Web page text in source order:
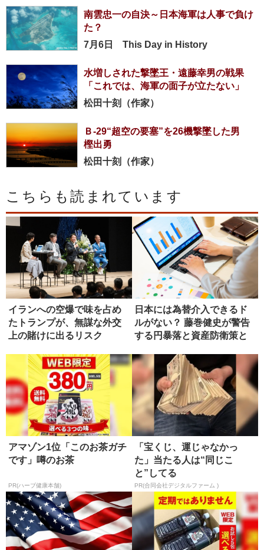
南雲忠一の自決～日本海軍は人事で負け
た？
7月6日 This Day in History
水増しされた撃墜王・遠藤幸男の戦果
「これでは、海軍の面子が立たない」
松田十刻（作家）
Ｂ-29“超空の要塞”を26機撃墜した男
樫出勇
松田十刻（作家）
こちらも読まれています
イランへの空爆で味を占め
たトランプが、無謀な外交
上の賭けに出るリスク
日本には為替介入できるド
ルがない？ 藤巻健史が警告
する円暴落と資産防衛策と
アマゾン1位「このお茶ガチ
です」噂のお茶
PR(ハーブ健康本舗)
「宝くじ、運じゃなかっ
た」当たる人は“同じこ
と”してる
PR(合同会社デジタルファーム )